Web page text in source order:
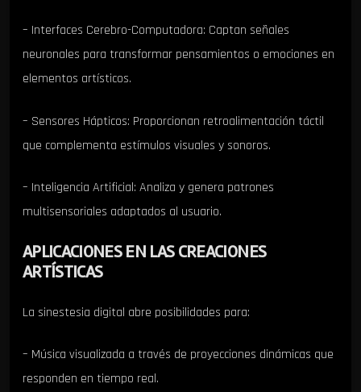
– Interfaces Cerebro-Computadora: Captan señales
neuronales para transformar pensamientos o emociones en
elementos artísticos.
– Sensores Hápticos: Proporcionan retroalimentación táctil
que complementa estímulos visuales y sonoros.
– Inteligencia Artificial: Analiza y genera patrones
multisensoriales adaptados al usuario.
APLICACIONES EN LAS CREACIONES
ARTÍSTICAS
La sinestesia digital abre posibilidades para:
– Música visualizada a través de proyecciones dinámicas que
responden en tiempo real.